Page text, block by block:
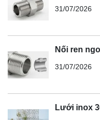
31/07/2026
Nối ren
31/07/2026
Lưới inox